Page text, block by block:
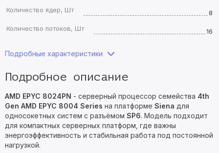
Количество ядер, Шт
8
Количество потоков, Шт
16
Подробные характеристики
Подробное описание
AMD EPYC 8024PN - серверный процессор семейства 4th
Gen AMD EPYC 8004 Series на платформе Siena для
односокетных систем с разъёмом SP6. Модель подходит
для компактных серверных платформ, где важны
энергоэффективность и стабильная работа под постоянной
нагрузкой.